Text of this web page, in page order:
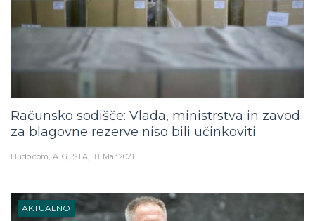
Računsko sodišče: Vlada, ministrstva in zavod
za blagovne rezerve niso bili učinkoviti
Hudo.com A. G., STA 18. Mar 2021
AKTUALNO